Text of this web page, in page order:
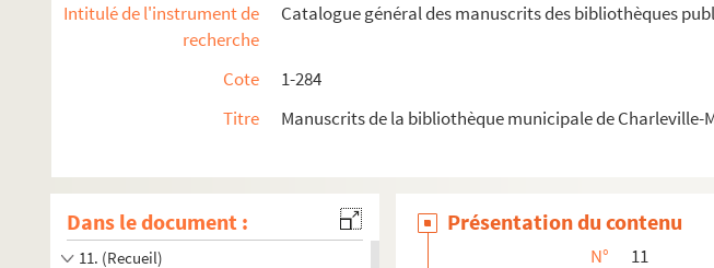
Intitulé de l'instrument de
recherche
Catalogue général des manuscrits des bibliothèques
Cote
1-284
Titre
Manuscrits de la bibliothèque municipale de Charleville-
Dans le document :
5. Missale
6b. F. Guidonis, ordinis Prædicatorum, sermones pro tempore et festis sanctorum
9. Petri Rigæ aurora
10. Thoma de Hybernia
11. (Recueil)
Présentation du contenu
N°
11